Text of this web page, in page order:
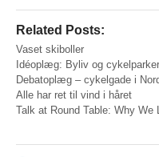
Related Posts:
Vaset skiboller
Idéoplæg: Byliv og
Debatoplæg – cykelgade i
Alle har ret til vind i håret
Talk at Round Table: Why We